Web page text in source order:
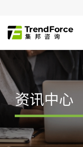
资讯中心